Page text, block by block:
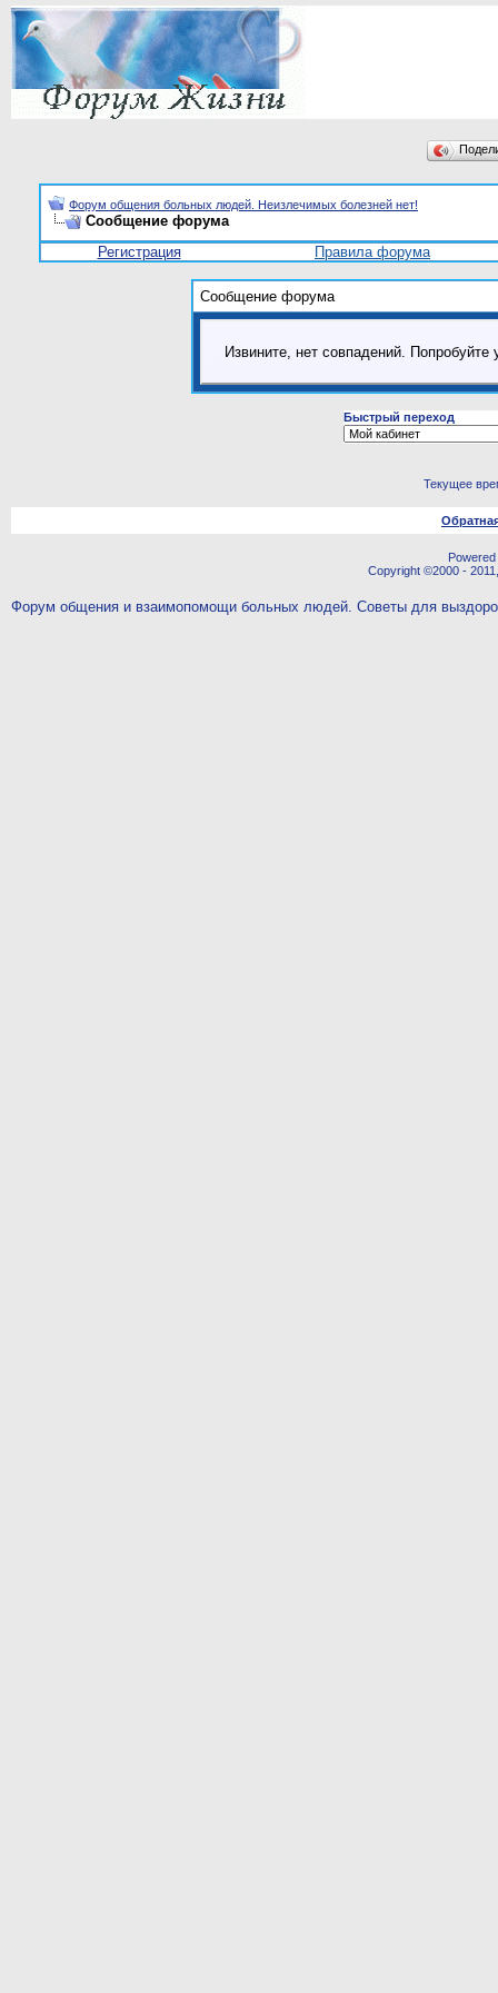
Форум общения больных людей. Неизлечимых болезней нет!
Сообщение форума
Регистрация
Правила форума
Сообщение форума
Извините, нет совпадений.
Быстрый переход
Текущее
Copyright ©2000 -
Форум общения и взаимопомощи больных людей. Советы для